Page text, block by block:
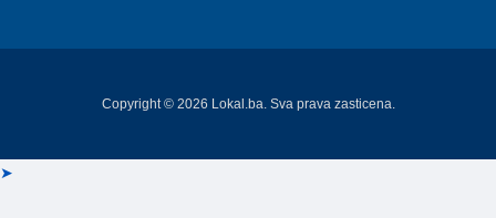
Copyright © 2026 Lokal.ba. Sva prava zasticena.
➤